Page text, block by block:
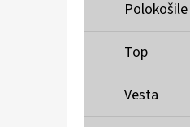
Polokošile
Top
Vesta
MUSTANG PÁSEK